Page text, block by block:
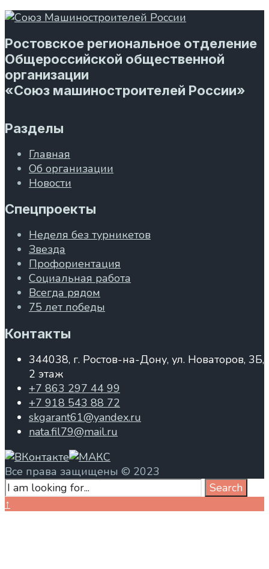
Ростовское региональное отделение
Общероссийской общественной
организации
«Союз машиностроителей России»
Разделы
Главная
Об организации
Новости
Спецпроекты
Неделя без турникетов
Звезда
Профориентация
Социальная работа
Всегда рядом
75 лет победы
Контакты
344038, г. Ростов-на-Дону, ул. Новаторов, 3Б,
2 этаж
+7 863 297 44 99
+7 918 543 88 72
skgarant61@yandex.ru
nata.fil79@mail.ru
Все права защищены © 2023
Search
for:
Search
Close
↑